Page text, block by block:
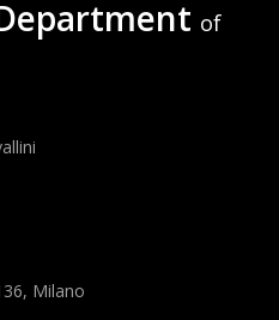
of
Milano